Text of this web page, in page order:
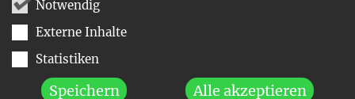
Notwendig
Externe Inhalte
Statistiken
Speichern Alle akzeptieren